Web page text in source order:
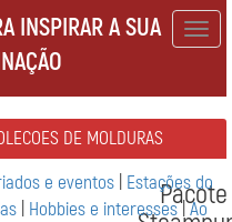
INSPIRAR A SUA
DE MOLDURAS
e eventos Estações do
Hobbies e interesses|Ao
Pacote